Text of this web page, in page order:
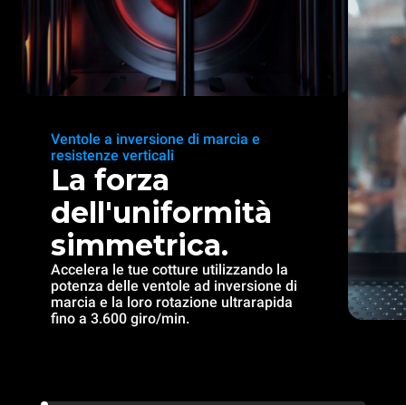
Ventole a inversione di marcia e
resistenze verticali
La forza
dell'uniformità
simmetrica.
Accelera le tue cotture utilizzando la
potenza delle ventole ad inversione di
marcia e la loro rotazione ultrarapida
fino a 3.600 giro/min.